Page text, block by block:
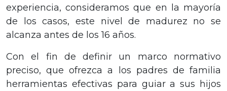
experiencia, consideramos que en la mayoría
de los casos, este nivel de madurez no se
alcanza antes de los 16 años.
Con el fin de definir un marco normativo
preciso, que ofrezca a los padres de familia
herramientas efectivas para guiar a sus hijos